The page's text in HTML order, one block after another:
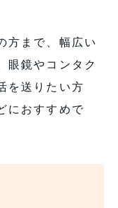
方まで、幅広い
眼鏡やコンタク
を送りたい方
におすすめで